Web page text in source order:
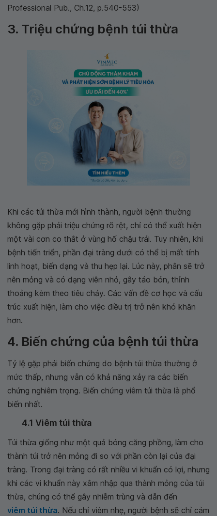
Professional Pub., Ch.12, p.540-553)
3. Triệu chứng bệnh túi thừa
Khi các túi thừa mới hình thành, người bệnh thường
không gặp phải triệu chứng rõ rệt, chỉ có thể xuất hiện
một vài cơn co thắt ở vùng hố chậu trái. Tuy nhiên, khi
bệnh tiến triển, phần đại tràng dưới có thể bị mất tính
linh hoạt, biến dạng và thu hẹp lại. Lúc này, phân sẽ trở
nên mỏng và có dạng viên nhỏ, gây táo bón, thỉnh
thoảng kèm theo tiêu chảy. Các vấn đề cơ học và cấu
trúc xuất hiện, làm cho việc điều trị trở nên khó khăn
hơn.
4. Biến chứng của bệnh túi thừa
Tỷ lệ gặp phải biến chứng do bệnh túi thừa thường ở
mức thấp, nhưng vẫn có khả năng xảy ra các biến
chứng nghiêm trọng. Biến chứng viêm túi thừa là phổ
biến nhất.
4.1 Viêm túi thừa
Túi thừa giống như một quả bóng căng phồng, làm cho
thành túi trở nên mỏng đi so với phần còn lại của đại
tràng. Trong đại tràng có rất nhiều vi khuẩn có lợi, nhưng
khi các vi khuẩn này xâm nhập qua thành mỏng của túi
thừa, chúng có thể gây nhiễm trùng và dẫn đến
viêm túi thừa. Nếu chỉ viêm nhẹ, người bệnh sẽ chỉ cảm